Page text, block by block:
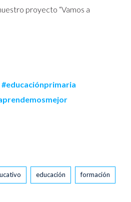
proyecto “Vamos a
#educaciónprimaria
educación formación